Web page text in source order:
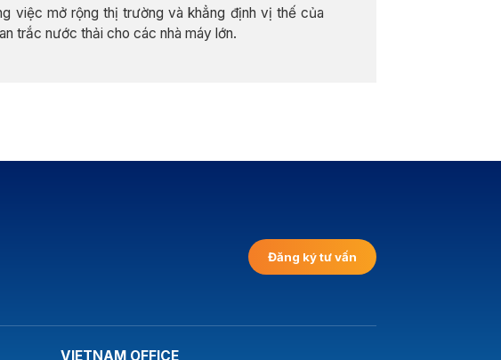
việc mở rộng thị trường và khẳng định vị thế của
trắc nước thải cho các nhà máy lớn.
Đăng ký tư vấn
VIETNAM OFFICE